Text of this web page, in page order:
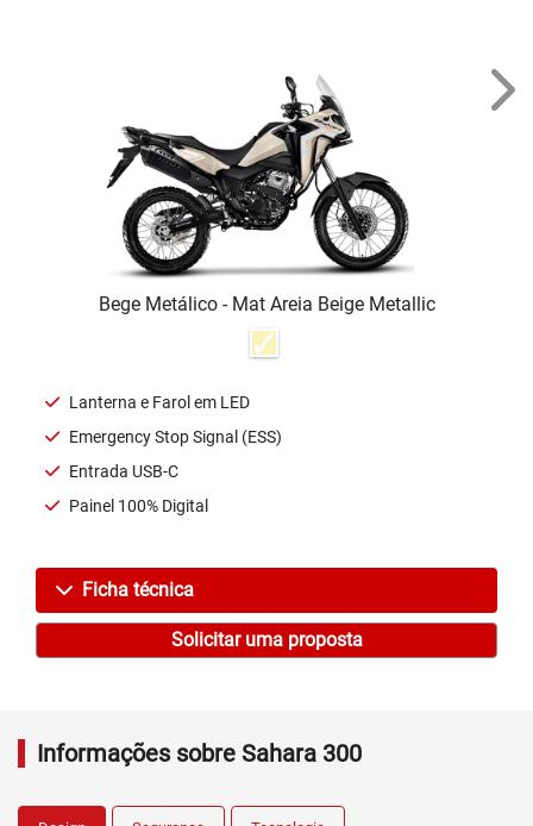
Bege Metálico - Mat Areia Beige Metallic
Lanterna e Farol em LED
Emergency Stop Signal (ESS)
Entrada USB-C
Painel 100% Digital
Ficha técnica
Solicitar uma proposta
Informações sobre Sahara 300